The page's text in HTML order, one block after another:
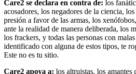
Care2 se declara en contra de: los
acosadores, los negadores de la ciencia,
presión a favor de las armas, los
ante la realidad de manera deliberada, los
los frackers, y todas las personas con
identificado con alguna de estos tipos, te
Este no es tu sitio.
Care2 apoya a: los altruistas, los amantes